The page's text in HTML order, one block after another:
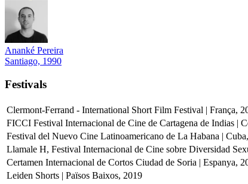
Ananké Pereira
Santiago, 1990
Festivals
Clermont-Ferrand - International Short Film Festival | França,
FICCI Festival Internacional de Cine de Cartagena de Indias |
Festival del Nuevo Cine Latinoamericano de La Habana |
Llamale H, Festival Internacional de Cine sobre Diversidad
Certamen Internacional de Cortos Ciudad de Soria | Espanya,
Leiden Shorts | Països Baixos, 2019